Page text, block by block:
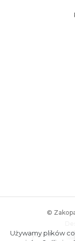
©
Wykonanie:
Używamy plików